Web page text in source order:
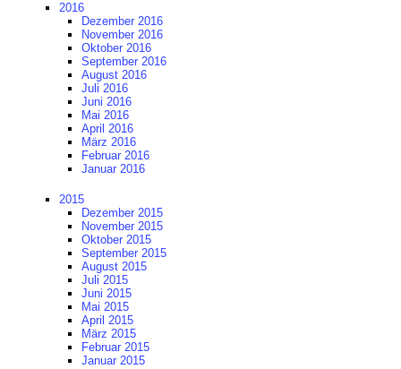
2016
Dezember 2016
November 2016
Oktober 2016
September 2016
August 2016
Juli 2016
Juni 2016
Mai 2016
April 2016
März 2016
Februar 2016
Januar 2016
2015
Dezember 2015
November 2015
Oktober 2015
September 2015
August 2015
Juli 2015
Juni 2015
Mai 2015
April 2015
März 2015
Februar 2015
Januar 2015